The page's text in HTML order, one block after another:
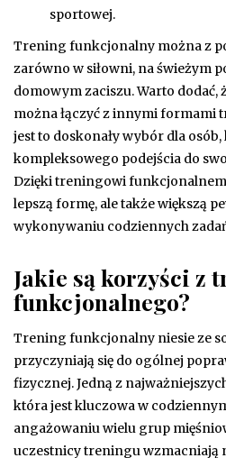
sportowej.
Trening funkcjonalny można z
zarówno w siłowni, na świeżym
domowym zaciszu. Warto
można łączyć z innymi formami
jest to doskonały wybór dla osób,
kompleksowego podejścia do
Dzięki treningowi
lepszą formę, ale także większą
wykonywaniu codziennych
Jakie są korzyści z
funkcjonalnego?
Trening funkcjonalny niesie ze
przyczyniają się do ogólnej
fizycznej. Jedną z
która jest kluczowa w
angażowaniu wielu grup
uczestnicy treningu wzmacniają